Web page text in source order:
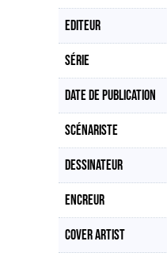
Editeur
Série
Date de publication
Scénariste
Dessinateur
Encreur
Cover artist